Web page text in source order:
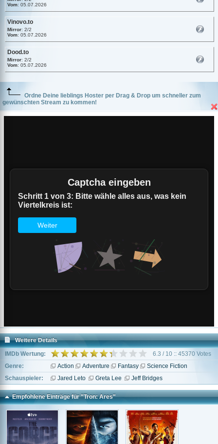
Vom: 05.07.2026
Vinovo.to
Mirror: 2/2
Vom: 05.07.2026
Dood.to
Mirror: 2/2
Vom: 05.07.2026
Ordne Deine lieblings Hoster per Drag & Drop um schneller zum
gewünschten Stream zu kommen!
Weitere Details
IMDb Wertung:
6.3 / 10 :: 45370 Votes
Genre:
Action Adventure Fantasy
Science Fiction
Schauspieler:
Jared Leto Greta Lee Jeff Bridges
Empfohlene Einträge für "Tron: Ares"